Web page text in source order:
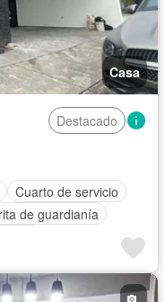
Casa
Destacado
Cuarto de servicio
de guardianía